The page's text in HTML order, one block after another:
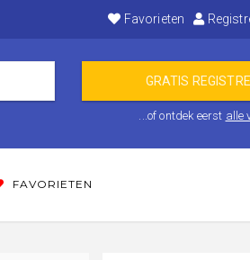
Favorieten
...of ontdek eerst alle
FAVORIETEN